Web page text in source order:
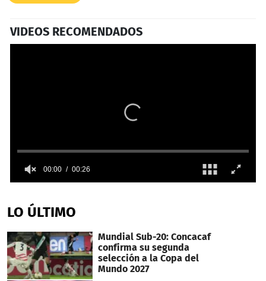
VIDEOS RECOMENDADOS
of
26
00:00 00:26
LO ÚLTIMO
Mundial Sub-20: Concacaf
confirma su segunda
selección a la Copa del
Mundo 2027